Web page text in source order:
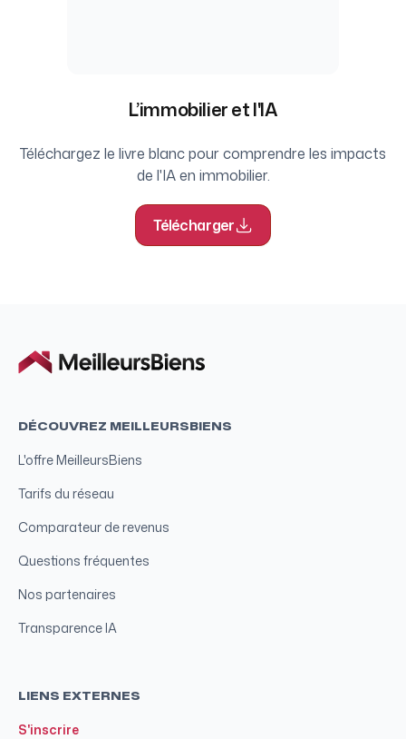
L’immobilier et l'IA
Téléchargez le livre blanc pour comprendre les impacts
de l'IA en immobilier.
Télécharger
DÉCOUVREZ MEILLEURSBIENS
L'offre MeilleursBiens
Tarifs du réseau
Comparateur de revenus
Questions fréquentes
Nos partenaires
Transparence IA
LIENS EXTERNES
S'inscrire